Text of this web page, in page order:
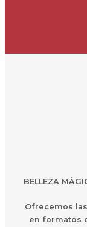
BELLEZA
Ofrecemos
en formatos